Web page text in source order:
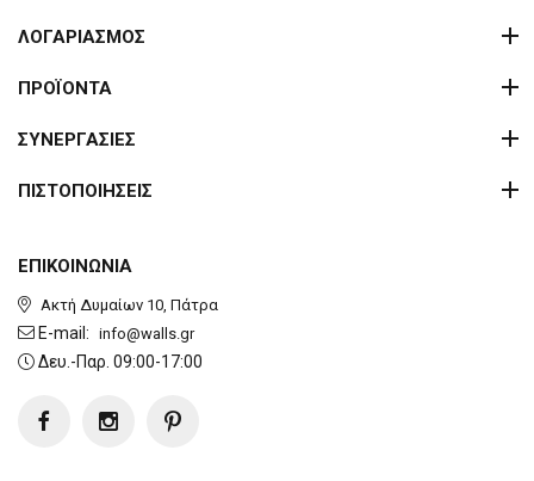
ΕΠΙΚΟΙΝΩΝΙΑ
Ακτή Δυμαίων 10, Πάτρα
E-mail: info@walls.gr
Δευ.-Παρ. 09:00-17:00
ΛΟΓΑΡΙΑΣΜΟΣ
ΠΡΟΪΟΝΤΑ
ΣΥΝΕΡΓΑΣΙΕΣ
ΠΙΣΤΟΠΟΙΗΣΕΙΣ